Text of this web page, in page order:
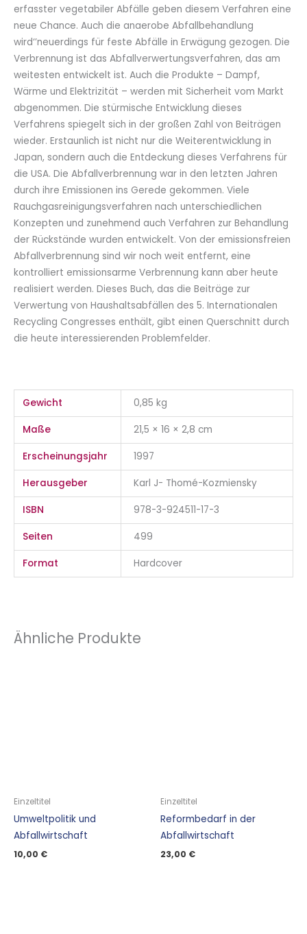
erfasster vegetabiler Abfälle geben diesem Verfahren eine
neue Chance. Auch die anaerobe Abfallbehandlung
wird‘’neuerdings für feste Abfälle in Erwägung gezogen. Die
Verbrennung ist das Abfallverwertungsverfahren, das am
weitesten entwickelt ist. Auch die Produkte – Dampf,
Wärme und Elektrizität – werden mit Sicherheit vom Markt
abgenommen. Die stürmische Entwicklung dieses
Verfahrens spiegelt sich in der großen Zahl von Beiträgen
wieder. Erstaunlich ist nicht nur die Weiterentwicklung in
Japan, sondern auch die Entdeckung dieses Verfahrens für
die USA. Die Abfallverbrennung war in den letzten Jahren
durch ihre Emissionen ins Gerede gekommen. Viele
Rauchgasreinigungsverfahren nach unterschiedlichen
Konzepten und zunehmend auch Verfahren zur Behandlung
der Rückstände wurden entwickelt. Von der emissionsfreien
Abfallverbrennung sind wir noch weit entfernt, eine
kontrolliert emissionsarme Verbrennung kann aber heute
realisiert werden. Dieses Buch, das die Beiträge zur
Verwertung von Haushaltsabfällen des 5. Internationalen
Recycling Congresses enthält, gibt einen Querschnitt durch
die heute interessierenden Problemfelder.
Gewicht 0,85 kg
Maße 21,5 × 16 × 2,8 cm
Erscheinungsjahr 1997
Herausgeber Karl J- Thomé-Kozmiensky
ISBN 978-3-924511-17-3
Seiten 499
Format Hardcover
Ähnliche Produkte
Einzeltitel
Umweltpolitik und
Abfallwirtschaft
10,00 €
Einzeltitel
Reformbedarf in der
Abfallwirtschaft
23,00 €